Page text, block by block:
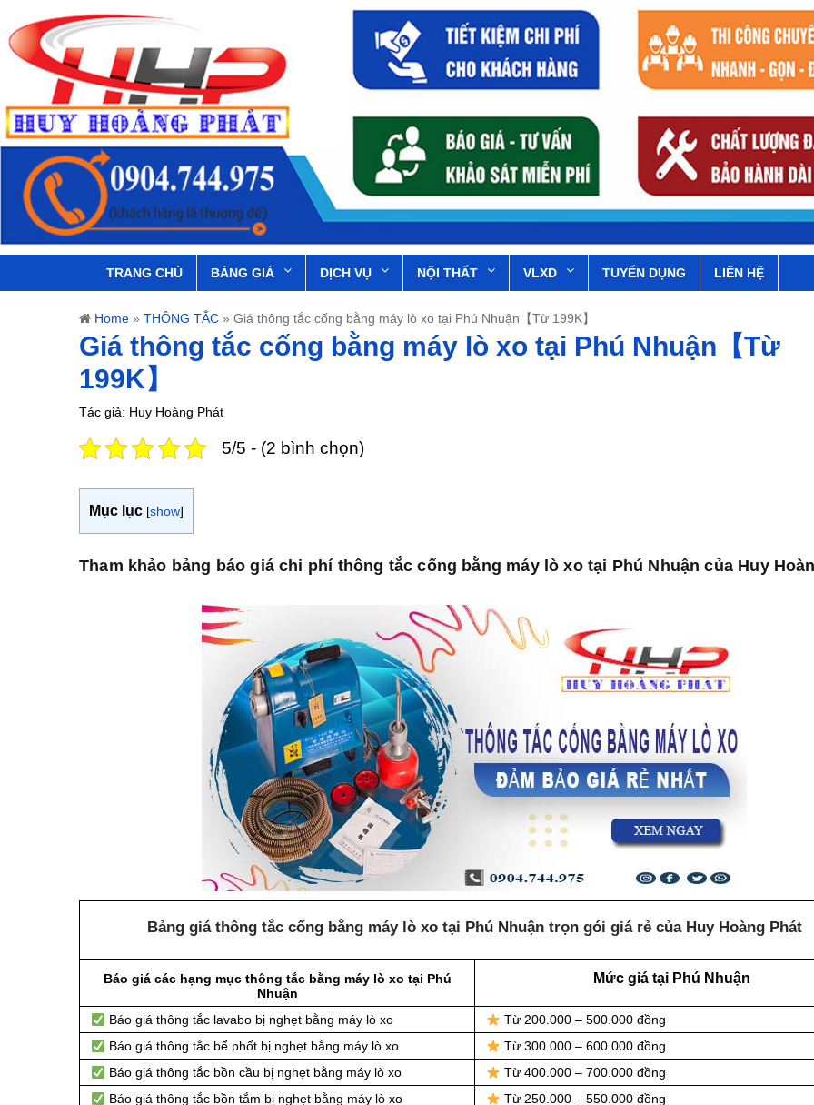
TRANG CHỦ BẢNG GIÁ DỊCH VỤ NỘI THẤT VLXD TUYỂN DỤNG LIÊN HỆ
Home » THÔNG TẮC » Giá thông tắc cống bằng máy lò xo tại Phú Nhuận【Từ 199K】
Giá thông tắc cống bằng máy lò xo tại Phú Nhuận【Từ
199K】
Tác giả: Huy Hoàng Phát
5/5 - (2 bình chọn)
Mục lục [show]
Tham khảo bảng báo giá chi phí thông tắc cống bằng máy lò xo tại Phú Nhuận của Huy
Bảng giá thông tắc cống bằng máy lò xo tại Phú Nhuận trọn gói giá rẻ của Huy Hoàng Phát
Báo giá các hạng mục thông tắc bằng máy lò xo tại Phú
Nhuận
Mức giá tại Phú Nhuận
Báo giá thông tắc lavabo bị nghẹt bằng máy lò xo
Từ 200.000 – 500.000 đồng
Báo giá thông tắc bể phốt bị nghẹt bằng máy lò xo
Từ 300.000 – 600.000 đồng
Báo giá thông tắc bồn cầu bị nghẹt bằng máy lò xo
Từ 400.000 – 700.000 đồng
Báo giá thông tắc bồn tắm bị nghẹt bằng máy lò xo
Từ 250.000 – 550.000 đồng